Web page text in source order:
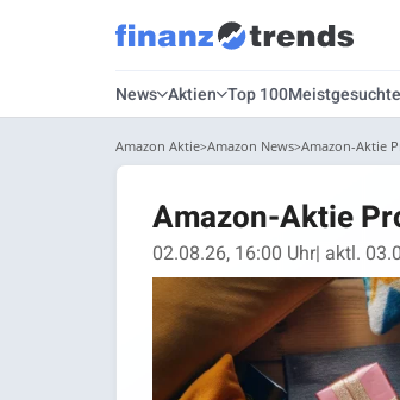
News Aktien Top 100
Amazon Aktie Amazon News Amazon-Aktie
Amazon-Aktie
02.08.26, 16:00 Uhr| aktl.